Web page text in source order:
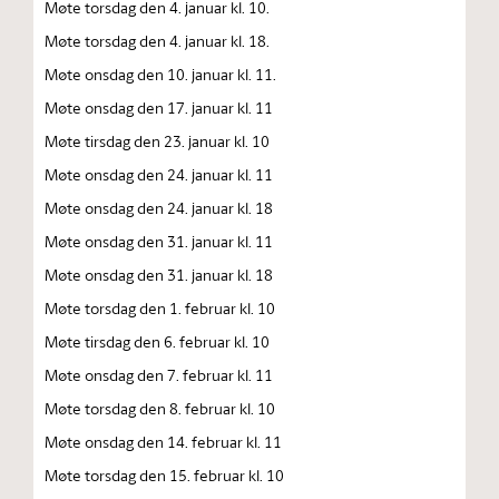
Møte torsdag den 4. januar kl. 10.
Møte torsdag den 4. januar kl. 18.
Møte onsdag den 10. januar kl. 11.
Møte onsdag den 17. januar kl. 11
Møte tirsdag den 23. januar kl. 10
Møte onsdag den 24. januar kl. 11
Møte onsdag den 24. januar kl. 18
Møte onsdag den 31. januar kl. 11
Møte onsdag den 31. januar kl. 18
Møte torsdag den 1. februar kl. 10
Møte tirsdag den 6. februar kl. 10
Møte onsdag den 7. februar kl. 11
Møte torsdag den 8. februar kl. 10
Møte onsdag den 14. februar kl. 11
Møte torsdag den 15. februar kl. 10